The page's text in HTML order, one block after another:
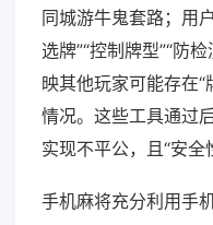
同城游牛鬼套路；用
选牌”“控制牌型”“防
映其他玩家可能存在“
情况。这些工具通过
实现不平公，且“安全
手机麻将充分利用手